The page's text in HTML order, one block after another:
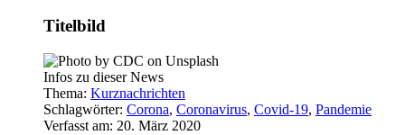
Titelbild
Infos zu dieser News
Thema: Kurznachrichten
Schlagwörter: Corona, Coronavirus, Covid-19, Pandemie
Verfasst am: 20. März 2020